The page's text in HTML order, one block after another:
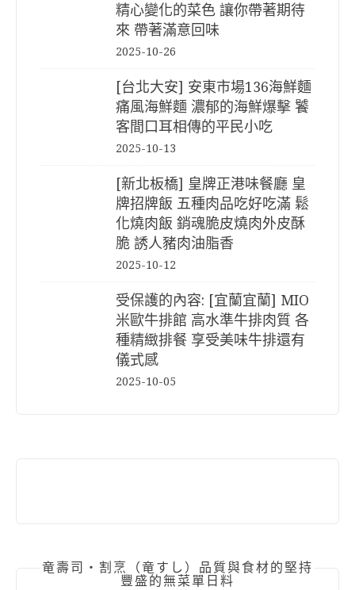
精心變化的菜色 讓你帶著期待
來 帶著滿意回味
2025-10-26
[台北大安] 安東市場136海鮮麵
痛風海鮮麵 濃郁的海鮮爆擊 饕
客間口耳相傳的平民小吃
2025-10-13
[新北板橋] 皇牌正港味餐廳 皇
牌招牌飯 五種肉品吃好吃滿 鬆
化燒肉飯 銷魂脆皮燒肉外皮酥
脆 誘人豬肉油脂香
2025-10-12
受保護的內容: [宜蘭宜蘭] MIO
米歐牛排館 高水準牛排肉質 各
種精緻排餐 享受美味牛排還有
儀式感
2025-10-05
竜壽司‧割烹（竜すし）品質與食材的堅持
豐盛的無菜單日料